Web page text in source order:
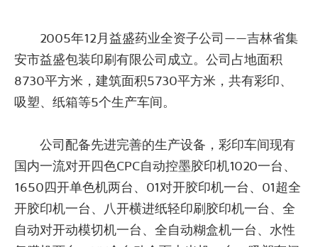
2005年12月益盛药业全资子公司——吉林省集
安市益盛包装印刷有限公司成立。公司占地面积
8730平方米，建筑面积5730平方米，共有彩印、
吸塑、纸箱等5个生产车间。
公司配备先进完善的生产设备，彩印车间现有
国内一流对开四色CPC自动控墨胶印机1020一台、
1650四开单色机两台、01对开胶印机一台、01超全
开胶印机一台、八开横进纸轻印刷胶印机一台、全
自动对开动模切机一台、全自动糊盒机一台、水性